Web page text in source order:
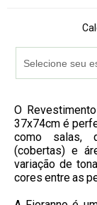
O
37x74cm é
como salas,
(cobertas) e
variação de
cores entre as